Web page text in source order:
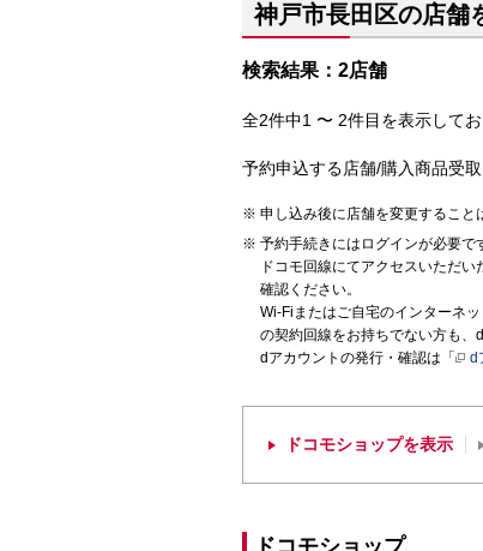
神戸市長田区の店舗
検索結果：2店舗
全2件中1 〜 2件目を表示して
予約申込する店舗/購入商品受
申し込み後に店舗を変更すること
予約手続きにはログインが必要で
ドコモ回線にてアクセスいただ
確認ください。
Wi-Fiまたはご自宅のインターネ
の契約回線をお持ちでない方も、
dアカウントの発行・確認は「
d
ドコモショップを表示
ドコモショップ